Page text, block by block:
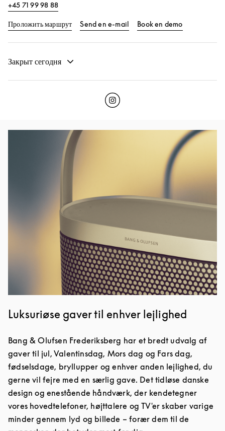
+45 71 99 98 88
Проложить маршрутLink Opens in New Tab
Send en e-mail Book en demo
Закрыт сегодня
Click to open Instagram
Link Opens in New Tab
Изображение события
Luksuriøse gaver til enhver lejlighed
Bang & Olufsen Frederiksberg har et bredt udvalg af
gaver til jul, Valentinsdag, Mors dag og Fars dag,
fødselsdage, bryllupper og enhver anden lejlighed, du
gerne vil fejre med en særlig gave. Det tidløse danske
design og enestående håndværk, der kendetegner
vores hovedtelefoner, højttalere og TV'er skaber varige
minder gennem lyd og billede – forær dem til de